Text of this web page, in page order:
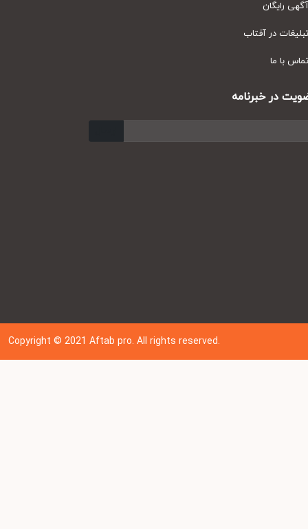
رایگان
در آفتاب
با ما
در خبرنامه
Copyright © 202 1Aftab pro. All rights reserved.